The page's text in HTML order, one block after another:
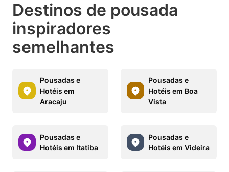
Destinos de pousada
inspiradores
semelhantes
Pousadas e
Hotéis em
Aracaju
Pousadas e
Hotéis em Boa
Vista
Pousadas e
Hotéis em Itatiba
Pousadas e
Hotéis em Videira